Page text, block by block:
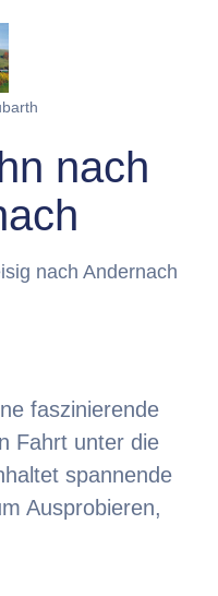
nach
nach Andernach
faszinierende
Fahrt unter die
spannende
Ausprobieren,